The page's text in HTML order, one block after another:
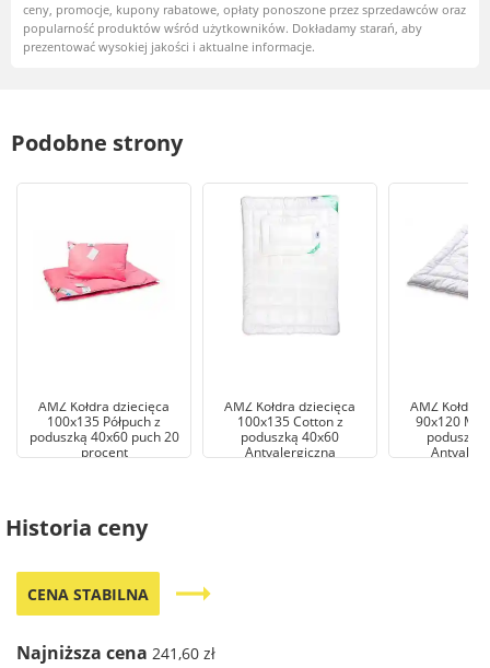
ceny, promocje, kupony rabatowe, opłaty ponoszone przez sprzedawców oraz
popularność produktów wśród użytkowników. Dokładamy starań, aby
prezentować wysokiej jakości i aktualne informacje.
Podobne strony
AMZ Kołdra dziecięca
100x135 Półpuch z
poduszką 40x60 puch 20
procent
AMZ Kołdra dziecięca
100x135 Cotton z
poduszką 40x60
Antyalergiczna
AMZ Kołdra
90x120
poduszką
Historia ceny
CENA STABILNA trending_flat
Najniższa cena 241,60 zł